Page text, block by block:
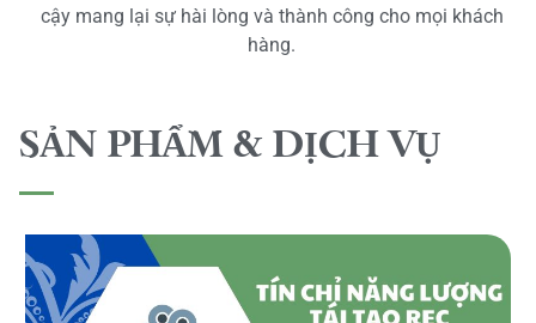
cậy mang lại sự hài lòng và thành công cho mọi khách
hàng.
SẢN PHẨM & DỊCH VỤ